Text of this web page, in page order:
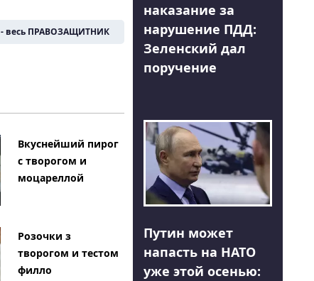
- весь ПРАВОЗАЩИТНИК
Вкуснейший пирог
с творогом и
моцареллой
Розочки з
творогом и тестом
филло
наказание за
нарушение ПДД:
Зеленский дал
поручение
Путин может
напасть на НАТО
уже этой осенью: